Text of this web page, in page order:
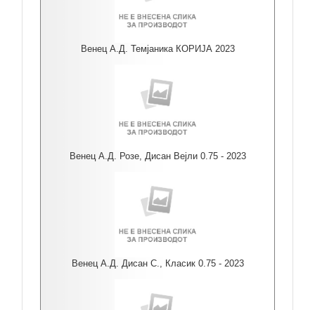
Венец А.Д. Темјаника КОРИЈА 2023
Венец А.Д. Розе, Дисан Вејли 0.75 - 2023
Венец А.Д. Дисан С., Класик 0.75 - 2023